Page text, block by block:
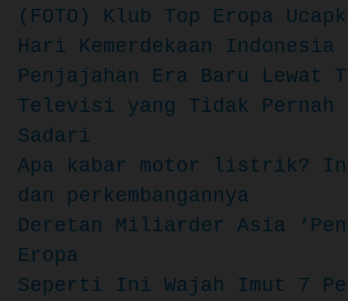
(FOTO) Klub Top Eropa
Hari Kemerdekaan Indonesia
Penjajahan Era Baru Lewat
Televisi yang Tidak Pernah
Sadari
Apa kabar motor listrik?
dan perkembangannya
Deretan Miliarder Asia
Eropa
Seperti Ini Wajah Imut 7